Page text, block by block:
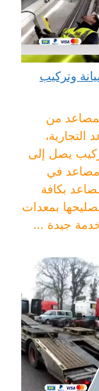
في الكويت 65542233 صيانة وتركيب
من
التجارية،
يصل إلى
مصاعد في
بكافة
بمعدات
جيدة ...